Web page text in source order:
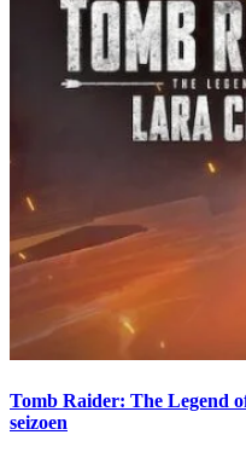
Tomb Raider: The Legend
seizoen